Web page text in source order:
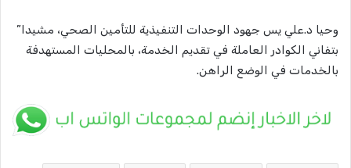
وحيا د.علي يس جهود الوحدات التنفيذية للتأمين الصحي، مشيدا”
بتفاني الكوادر العاملة في تقديم الخدمة، بالمحليات المستهدفة
بالخدمات في الوضع الراهن.